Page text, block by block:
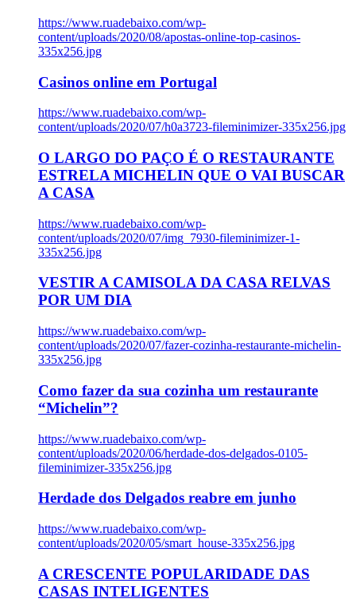
https://www.ruadebaixo.com/wp-
content/uploads/2020/08/apostas-online-top-casinos-
335x256.jpg
Casinos online em Portugal
https://www.ruadebaixo.com/wp-
content/uploads/2020/07/h0a3723-fileminimizer-335x256.jpg
O LARGO DO PAÇO É O RESTAURANTE
ESTRELA MICHELIN QUE O VAI BUSCAR
A CASA
https://www.ruadebaixo.com/wp-
content/uploads/2020/07/img_7930-fileminimizer-1-
335x256.jpg
VESTIR A CAMISOLA DA CASA RELVAS
POR UM DIA
https://www.ruadebaixo.com/wp-
content/uploads/2020/07/fazer-cozinha-restaurante-michelin-
335x256.jpg
Como fazer da sua cozinha um restaurante
“Michelin”?
https://www.ruadebaixo.com/wp-
content/uploads/2020/06/herdade-dos-delgados-0105-
fileminimizer-335x256.jpg
Herdade dos Delgados reabre em junho
https://www.ruadebaixo.com/wp-
content/uploads/2020/05/smart_house-335x256.jpg
A CRESCENTE POPULARIDADE DAS
CASAS INTELIGENTES